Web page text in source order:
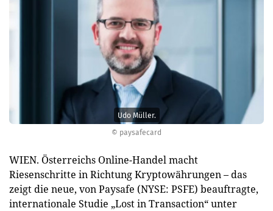
© paysafecard
Udo Müller.
WIEN. Österreichs Online-Handel macht
Riesenschritte in Richtung Kryptowährungen – das
zeigt die neue, von Paysafe (NYSE: PSFE) beauftragte,
internationale Studie „Lost in Transaction“ unter